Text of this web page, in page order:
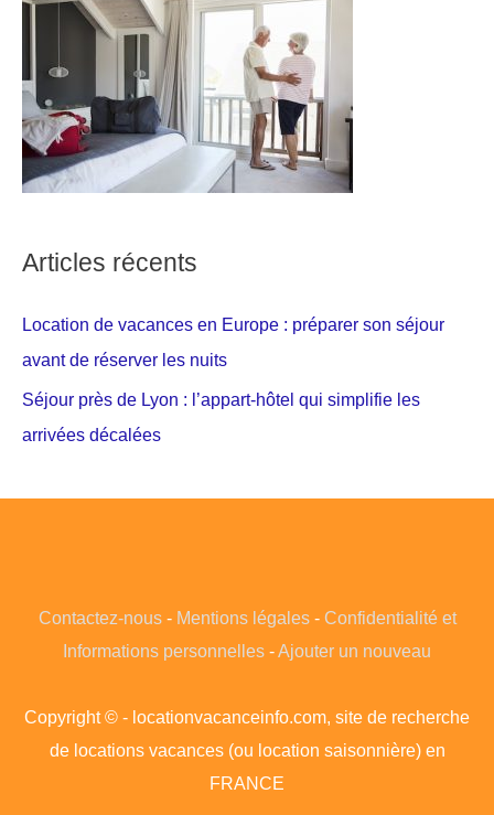
Articles récents
Location de vacances en Europe : préparer son séjour
avant de réserver les nuits
Séjour près de Lyon : l’appart-hôtel qui simplifie les
arrivées décalées
Contactez-nous- Mentions légales- Confidentialité et
Informations personnelles -Ajouter un nouveau
Copyright © - locationvacanceinfo.com, site de recherche
de locations vacances (ou location saisonnière) en
FRANCE